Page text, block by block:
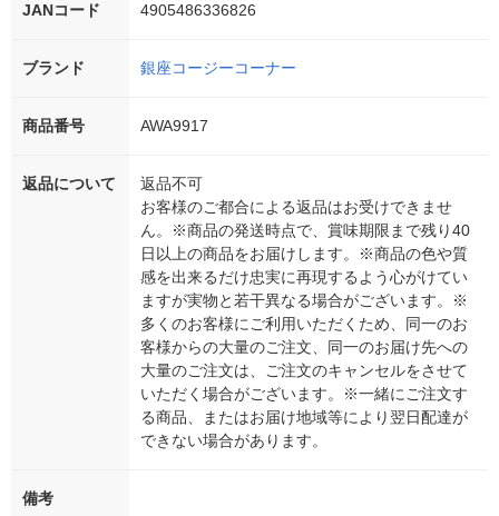
JANコード 4905486336826
ブランド 銀座コージーコーナー
商品番号 AWA9917
返品について
返品不可
お客様のご都合による返品はお受けできませ
ん。※商品の発送時点で、賞味期限まで残り40
日以上の商品をお届けします。※商品の色や質
感を出来るだけ忠実に再現するよう心がけてい
ますが実物と若干異なる場合がございます。※
多くのお客様にご利用いただくため、同一のお
客様からの大量のご注文、同一のお届け先への
大量のご注文は、ご注文のキャンセルをさせて
いただく場合がございます。※一緒にご注文す
る商品、またはお届け地域等により翌日配達が
できない場合があります。
備考